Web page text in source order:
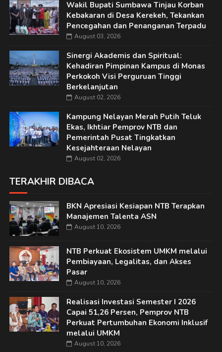
Wakil Bupati Sumbawa Tinjau Korban
Kebakaran di Desa Kerekeh, Tekankan
Pencegahan dan Penanganan Terpadu
August 03, 2026
Sinergi Akademis dan Spiritual:
Kehadiran Pimpinan Kampus di Monas
Perkokoh Visi Perguruan Tinggi
Berkelanjutan
August 02, 2026
Kampung Nelayan Merah Putih Teluk
Ekas, Ikhtiar Pemprov NTB dan
Pemerintah Pusat Tingkatkan
Kesejahteraan Nelayan
August 02, 2026
TERAKHIR DIBACA
BKN Apresiasi Kesiapan NTB Terapkan
Manajemen Talenta ASN
August 10, 2026
NTB Perkuat Ekosistem UMKM melalui
Pembiayaan, Legalitas, dan Akses
Pasar
August 10, 2026
Realisasi Investasi Semester I 2026
Capai 51,26 Persen, Pemprov NTB
Perkuat Pertumbuhan Ekonomi Inklusif
melalui UMKM
August 10, 2026